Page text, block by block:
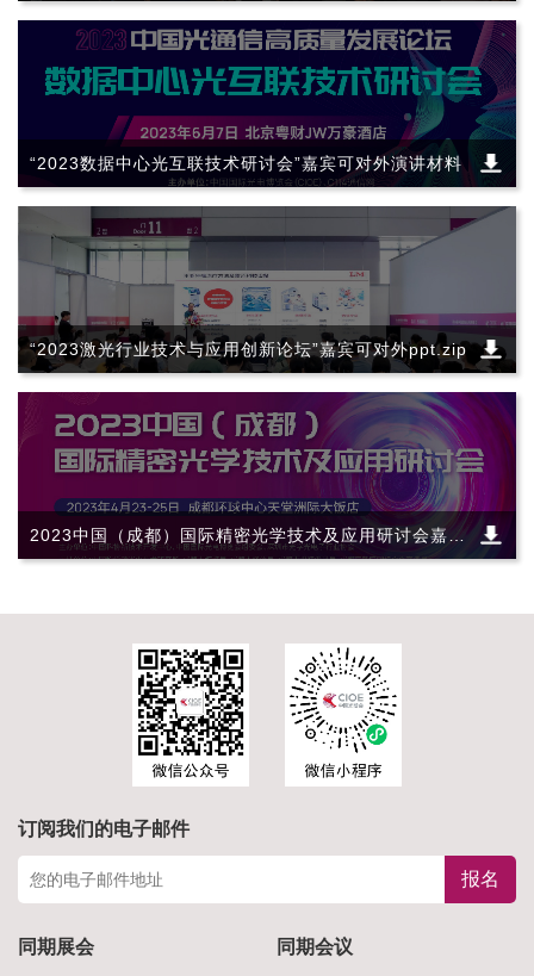
“2023数据中心光互联技术研讨会”嘉宾可对外演讲材料
“2023激光行业技术与应用创新论坛”嘉宾可对外ppt.zip
2023中国（成都）国际精密光学技术及应用研讨会嘉宾
订阅我们的电子邮件
报名
同期展会 同期会议